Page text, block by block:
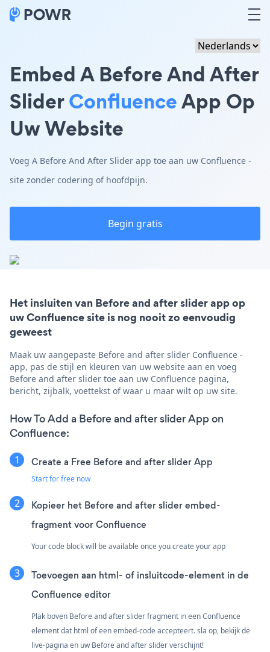
Embed A Before And After
SliderConfluenceApp Op
Uw Website
Voeg A Before And After Slider app toe aan uw Confluence -
site zonder codering of hoofdpijn.
Begin gratis
Het insluiten van Before and after slider app op
uw Confluence site is nog nooit zo eenvoudig
geweest
Maak uw aangepaste Before and after slider Confluence -
app, pas de stijl en kleuren van uw website aan en voeg
Before and after slider toe aan uw Confluence pagina,
bericht, zijbalk, voettekst of waar u maar wilt op uw site.
How To Add a Before and after slider App on
Confluence:
Create a Free Before and after slider App
Start for free now
Kopieer het Before and after slider embed-
fragment voor Confluence
Your code block will be available once you create your app
Toevoegen aan html- of insluitcode-element in de
Confluence editor
Plak boven Before and after slider fragment in een Confluence
element dat html of een embed-code accepteert. sla op, bekijk de
live-pagina en uw Before and after slider verschijnt!